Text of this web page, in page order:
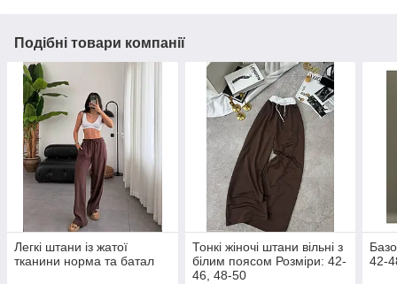
Подібні товари компанії
Легкі штани із жатої
тканини норма та батал
Тонкі жіночі штани вільні з
білим поясом Розміри: 42-
46, 48-50
42-